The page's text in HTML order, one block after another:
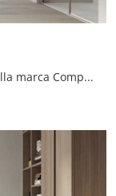
mobili bagno sospesi in laccato opaco della marca Compab: clicca e scopri l'arredo bagno moderno INK NK012 per il bagno di casa.